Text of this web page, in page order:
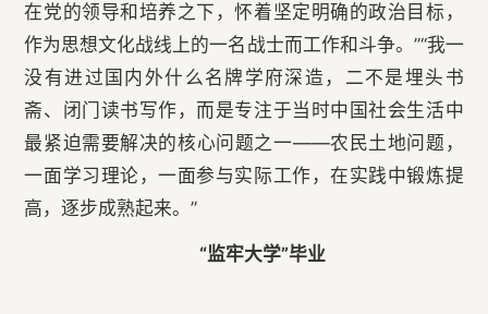
在党的领导和培养之下，怀着坚定明确的政治目标，
作为思想文化战线上的一名战士而工作和斗争。”“我一
没有进过国内外什么名牌学府深造，二不是埋头书
斋、闭门读书写作，而是专注于当时中国社会生活中
最紧迫需要解决的核心问题之一——农民土地问题，
一面学习理论，一面参与实际工作，在实践中锻炼提
高，逐步成熟起来。”
“监牢大学”毕业